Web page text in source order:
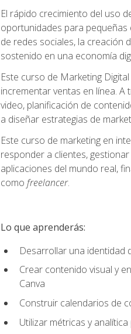
El rápido crecimiento del uso
oportunidades para pequeñas
de redes sociales, la creación
sostenido en una economía
Este curso de Marketing
incrementar ventas en línea.
video, planificación de
a diseñar estrategias de
Este curso de marketing en
responder a clientes,
aplicaciones del mundo real,
como freelancer.
Lo que aprenderás:
Desarrollar una identidad
Crear contenido visual y
Canva
Construir calendarios de
Utilizar métricas y